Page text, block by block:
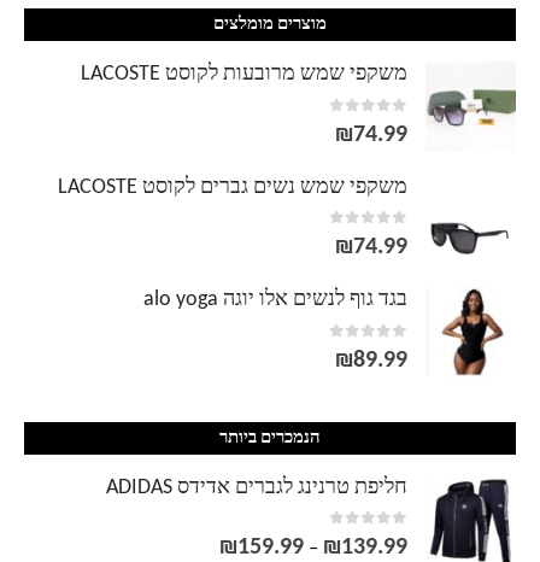
מוצרים מומלצים
משקפי שמש מרובעות לקוסט LACOSTE
0
out of 5
₪74.99
משקפי שמש נשים גברים לקוסט LACOSTE
0
out of 5
₪74.99
בגד גוף לנשים אלו יוגה alo yoga
0
out of 5
₪89.99
הנמכרים ביותר
חליפת טרנינג לגברים אדידס ADIDAS
0
out of 5
₪139.99
–
₪159.99